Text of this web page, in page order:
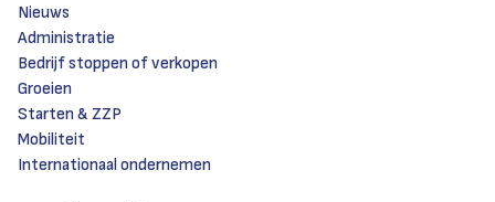
Nieuws
Administratie
Bedrijf stoppen of verkopen
Groeien
Starten & ZZP
Mobiliteit
Internationaal ondernemen